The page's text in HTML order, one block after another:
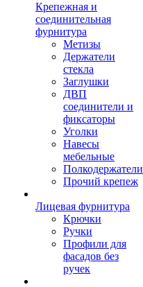
Крепежная и
соединительная
фурнитура
Метизы
Держатели
стекла
Заглушки
ДВП
соединители и
фиксаторы
Уголки
Навесы
мебельные
Полкодержатели
Прочий крепеж
Лицевая фурнитура
Крючки
Ручки
Профили для
фасадов без
ручек